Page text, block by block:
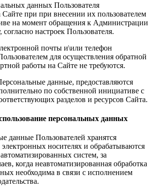
данных Пользователя
Сайте при при внесении их пользователем
на момент обращения к Администрации
согласно настроек Пользователя.
почты и\или телефон
для осуществления обратной
работы на Сайте не требуются.
данные, предоставляются
по собственной инициативе с
разделов и ресурсов Сайта.
персональных данных
данные Пользователей хранятся
носителях и обрабатываются
систем, за
когда неавтоматизированная обработка
необходима в связи с исполнением